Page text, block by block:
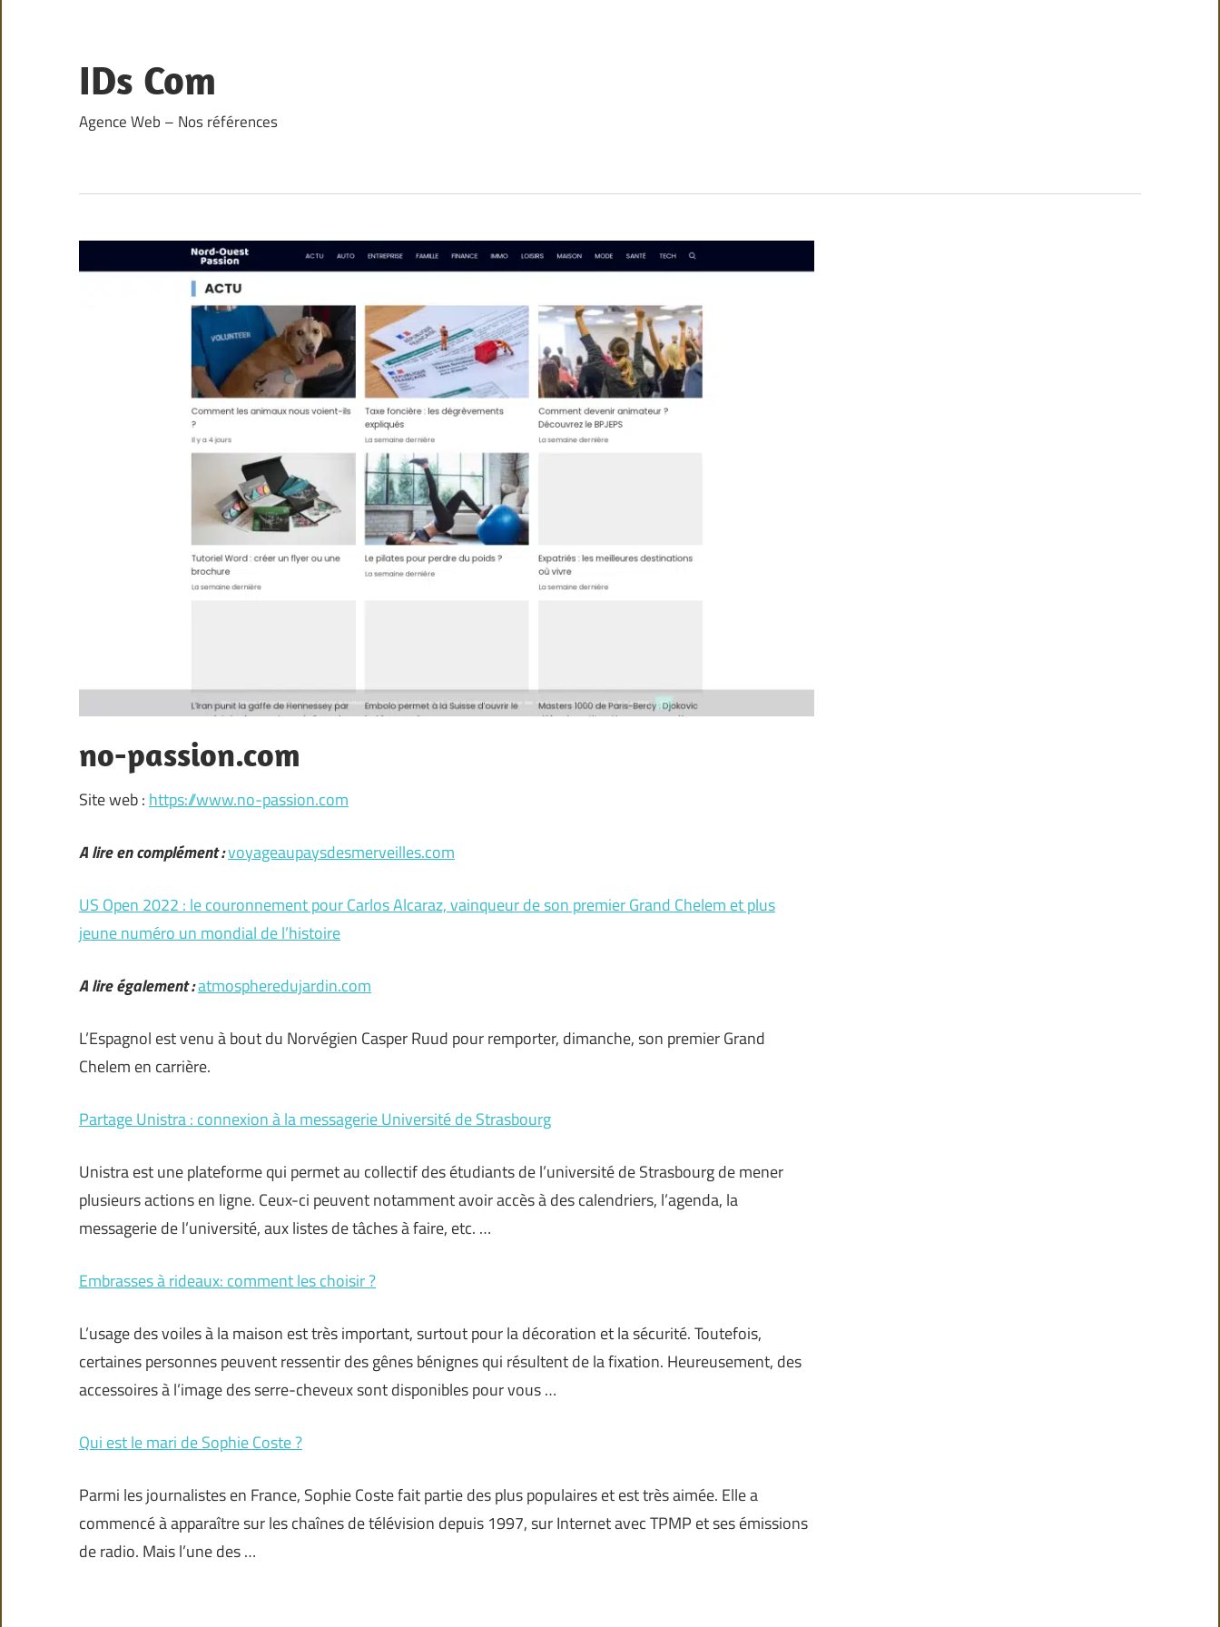
content
IDs Com
Agence Web – Nos références
no-passion.com
Site web : https://www.no-passion.com
A lire en complément :voyageaupaysdesmerveilles.com
US Open 2022 : le couronnement pour Carlos Alcaraz, vainqueur de son premier Grand Chelem et plus
jeune numéro un mondial de l’histoire
A lire également :atmospheredujardin.com
L’Espagnol est venu à bout du Norvégien Casper Ruud pour remporter, dimanche, son premier Grand
Chelem en carrière.
Partage Unistra : connexion à la messagerie Université de Strasbourg
Unistra est une plateforme qui permet au collectif des étudiants de l’université de Strasbourg de mener
plusieurs actions en ligne. Ceux-ci peuvent notamment avoir accès à des calendriers, l’agenda, la
messagerie de l’université, aux listes de tâches à faire, etc. …
Embrasses à rideaux: comment les choisir ?
L’usage des voiles à la maison est très important, surtout pour la décoration et la sécurité. Toutefois,
certaines personnes peuvent ressentir des gênes bénignes qui résultent de la fixation. Heureusement, des
accessoires à l’image des serre-cheveux sont disponibles pour vous …
Qui est le mari de Sophie Coste ?
Parmi les journalistes en France, Sophie Coste fait partie des plus populaires et est très aimée. Elle a
commencé à apparaître sur les chaînes de télévision depuis 1997, sur Internet avec TPMP et ses émissions
de radio. Mais l’une des …